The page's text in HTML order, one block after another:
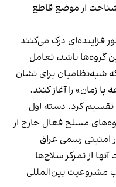
از موضع قاطع
فزاینده‌ای درک می‌کنند
گروه‌ها باشد، تعامل
شبه‌نظامیان برای نشان
زمان» را آغاز کنند.
تقسیم کرد. دسته اول
مسلح فعال خارج از
رسمی عراق
از تمرکز سلاح‌ها
مشروعیت بین‌المللی